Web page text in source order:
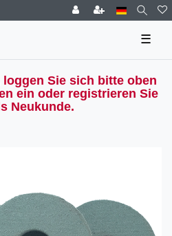
☰
loggen Sie sich bitte oben
ein oder registrieren Sie
Neukunde.